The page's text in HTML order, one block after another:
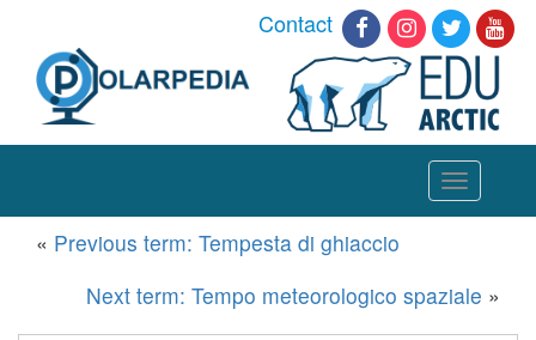
Contact
Toggle
navigation
« Previous term: Tempesta di ghiaccio
Next term: Tempo meteorologico spaziale »